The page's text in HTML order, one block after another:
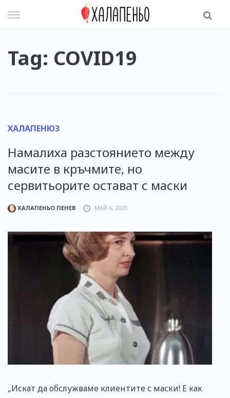
Tag: COVID19
ХАЛАПЕНЮЗ
Намалиха разстоянието между
масите в кръчмите, но
сервитьорите остават с маски
ХАЛАПЕНЬО ПЕНЕВ МАЙ 6, 2020
„Искат да обслужваме клиентите с маски! Е как